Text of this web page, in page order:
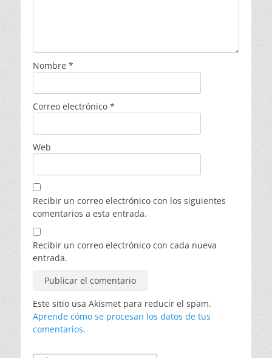
Nombre *
Correo electrónico *
Web
Recibir un correo electrónico con los siguientes
comentarios a esta entrada.
Recibir un correo electrónico con cada nueva
entrada.
Este sitio usa Akismet para reducir el spam.
Aprende cómo se procesan los datos de tus
comentarios.